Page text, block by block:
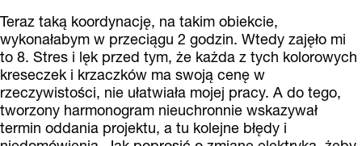
Teraz taką koordynację, na takim obiekcie,
wykonałabym w przeciągu 2 godzin. Wtedy zajęło mi
to 8. Stres i lęk przed tym, że każda z tych kolorowych
kreseczek i krzaczków ma swoją cenę w
rzeczywistości, nie ułatwiała mojej pracy. A do tego,
tworzony harmonogram nieuchronnie wskazywał
termin oddania projektu, a tu kolejne błędy i